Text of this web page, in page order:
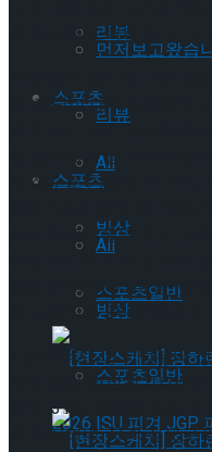
리뷰
스포츠
All
빙상
스포츠일반
먼저보고왔습
리뷰
스포츠
All
빙상
스포츠일반
수 있도록 노력하겠다”고
다. 짜릿한 대역전극이었
예정되어 있던 트리플 플
행 점프에서 넘어지는 실
의 실수로 기술점수(TES)
부심한 권민솔은 프리 스
안정적으로 모든 점프에
성점수(PCS) 55.01점, 총
리 스케이팅 2위 기록으
2일(한국시간) 저녁부터
서는 김현겸(한광고)가
한다. 31일 진행된 쇼트
게 착지하며 73.45점으로